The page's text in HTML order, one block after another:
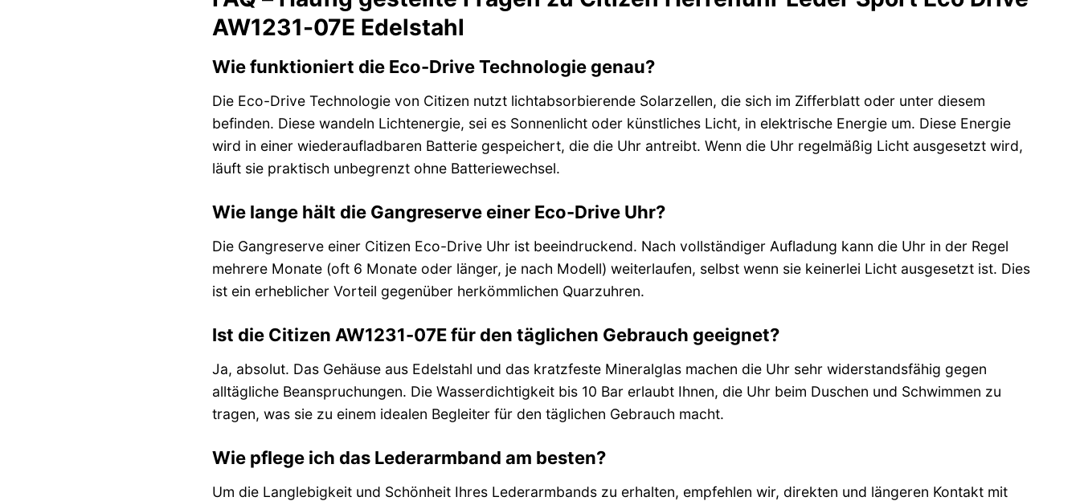
AW1231-07E Edelstahl
Wie funktioniert die Eco-Drive Technologie genau?
Die Eco-Drive Technologie von Citizen nutzt lichtabsorbierende Solarzellen, die sich im Zifferblatt oder unter diesem
befinden. Diese wandeln Lichtenergie, sei es Sonnenlicht oder künstliches Licht, in elektrische Energie um. Diese Energie
wird in einer wiederaufladbaren Batterie gespeichert, die die Uhr antreibt. Wenn die Uhr regelmäßig Licht ausgesetzt wird,
läuft sie praktisch unbegrenzt ohne Batteriewechsel.
Wie lange hält die Gangreserve einer Eco-Drive Uhr?
Die Gangreserve einer Citizen Eco-Drive Uhr ist beeindruckend. Nach vollständiger Aufladung kann die Uhr in der Regel
mehrere Monate (oft 6 Monate oder länger, je nach Modell) weiterlaufen, selbst wenn sie keinerlei Licht ausgesetzt ist. Dies
ist ein erheblicher Vorteil gegenüber herkömmlichen Quarzuhren.
Ist die Citizen AW1231-07E für den täglichen Gebrauch geeignet?
Ja, absolut. Das Gehäuse aus Edelstahl und das kratzfeste Mineralglas machen die Uhr sehr widerstandsfähig gegen
alltägliche Beanspruchungen. Die Wasserdichtigkeit bis 10 Bar erlaubt Ihnen, die Uhr beim Duschen und Schwimmen zu
tragen, was sie zu einem idealen Begleiter für den täglichen Gebrauch macht.
Wie pflege ich das Lederarmband am besten?
Um die Langlebigkeit und Schönheit Ihres Lederarmbands zu erhalten, empfehlen wir, direkten und längeren Kontakt mit